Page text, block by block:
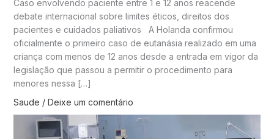
Caso envolvendo paciente entre 1 e 12 anos reacende
debate internacional sobre limites éticos, direitos dos
pacientes e cuidados paliativos A Holanda confirmou
oficialmente o primeiro caso de eutanásia realizado em uma
criança com menos de 12 anos desde a entrada em vigor da
legislação que passou a permitir o procedimento para
menores nessa […]
Saude / Deixe um comentário